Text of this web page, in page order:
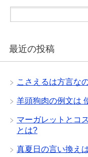
最近の投稿
こさえるは方言な
羊頭狗肉の例文は
マーガレットとコ
とは?
真夏日の言い換え